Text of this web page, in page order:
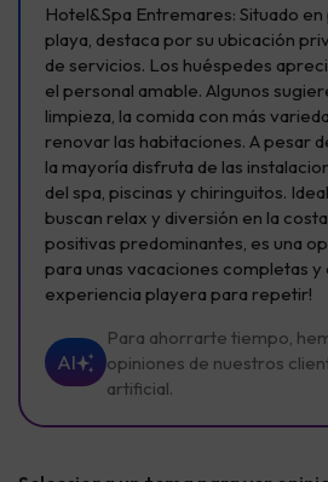
Hotel&Spa Entremares: Situado
playa, destaca por su ubicación
de servicios. Los huéspedes
el personal amable. Algunos
limpieza, la comida con más
renovar las habitaciones. A pesar
la mayoría disfruta de las
del spa, piscinas y chiringuitos.
buscan relax y diversión en la
positivas predominantes, es una
para unas vacaciones completas y
experiencia playera para repetir!
AI
Para ahorrarte tiempo,
opiniones de nuestros
artificial.